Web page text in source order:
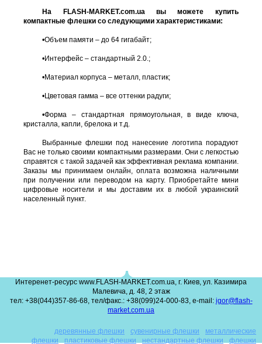
На FLASH-MARKET.com.ua вы можете купить
компактные флешки со следующими характеристиками:
•Объем памяти – до 64 гигабайт;
•Интерфейс – стандартный 2.0.;
•Материал корпуса – металл, пластик;
•Цветовая гамма – все оттенки радуги;
•Форма – стандартная прямоугольная, в виде ключа,
кристалла, капли, брелока и т.д.
Выбранные флешки под нанесение логотипа порадуют
Вас не только своими компактными размерами. Они с легкостью
справятся с такой задачей как эффективная реклама компании.
Заказы мы принимаем онлайн, оплата возможна наличными
при получении или переводом на карту. Приобретайте мини
цифровые носители и мы доставим их в любой украинский
населенный пункт.
Интеренет-ресурс www.FLASH-MARKET.com.ua, г. Киев, ул. Казимира
Малевича, д. 48, 2 этаж
тел: +38(044)357-86-68, тел/факс.: +38(099)24-000-83, e-mail: igor@flash-
market.com.ua
деревянные флешки сувенирные флешки
металлические
флешки
пластиковые флешки нестандартные флешки флешки